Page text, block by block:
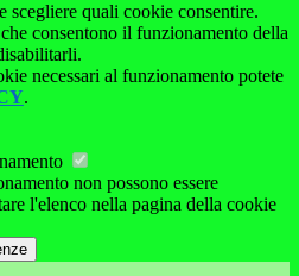
scegliere quali cookie consentire.
consentono il funzionamento della
necessari al funzionamento potete
.
non possono essere
l'elenco nella pagina della cookie